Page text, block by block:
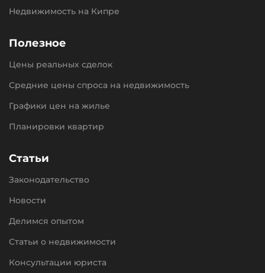
Недвижимость на Кипре
Полезное
Цены реальных сделок
Средние цены спроса на недвижимость
Графики цен на жилье
Планировки квартир
Статьи
Законодательство
Новости
Делимся опытом
Статьи о недвижимости
Консультации юриста